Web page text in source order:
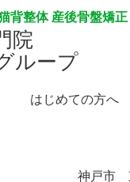
背整体 産後骨盤矯
院
ループ
はじめての方へ
神戸市